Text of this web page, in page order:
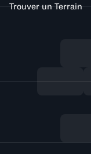
Trouver un Terrain